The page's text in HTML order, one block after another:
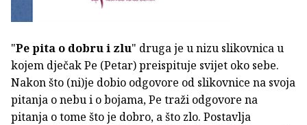
"Pe pita o dobru i zlu" druga je u nizu slikovnica u
kojem dječak Pe (Petar) preispituje svijet oko sebe.
Nakon što (ni)je dobio odgovore od slikovnice na svoja
pitanja o nebu i o bojama, Pe traži odgovore na
pitanja o tome što je dobro, a što zlo. Postavlja